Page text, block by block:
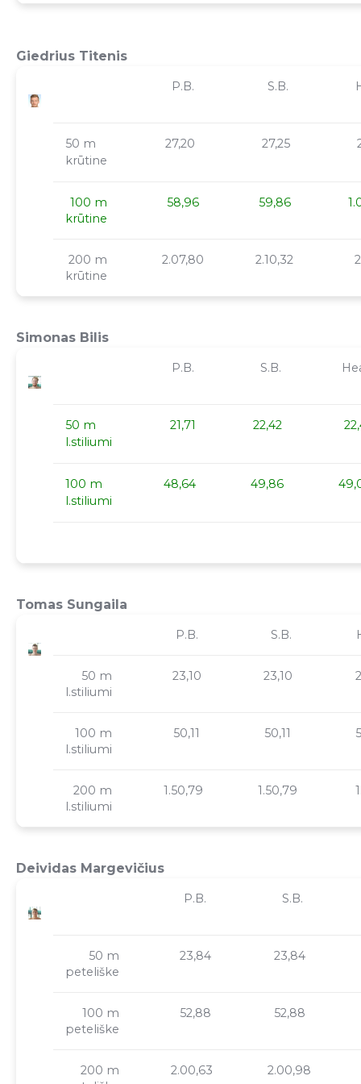
Giedrius Titenis
P.B. S.B.
50 m
krūtine
27,20 27,25
100 m
krūtine
58,96 59,86
200 m
krūtine
2.07,80 2.10,32
Simonas Bilis
P.B. S.B.
50 m
l.stiliumi
21,71 22,42
100 m
l.stiliumi
48,64 49,86
Tomas Sungaila
P.B. S.B.
50 m
l.stiliumi
23,10 23,10
100 m
l.stiliumi
50,11 50,11
200 m
l.stiliumi
1.50,79 1.50,79
Deividas Margevičius
P.B. S.B.
50 m
peteliške
23,84 23,84
100 m
peteliške
52,88 52,88
200 m
2.00,63 2.00,98